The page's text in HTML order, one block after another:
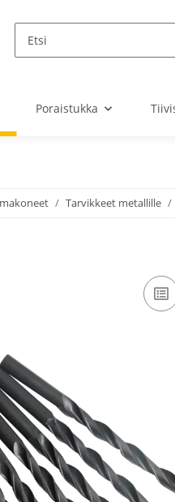
Poraistukka
Tarvikkeet metallille